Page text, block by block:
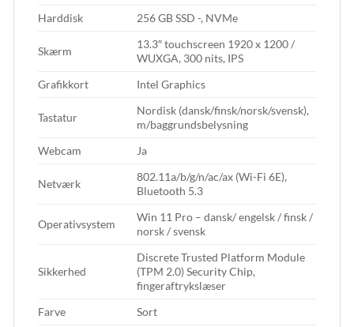
Harddisk
256 GB SSD -, NVMe
Skærm
13.3″ touchscreen 1920 x 1200 /
WUXGA, 300 nits, IPS
Grafikkort
Intel Graphics
Tastatur
Nordisk (dansk/finsk/norsk/svensk),
m/baggrundsbelysning
Webcam
Ja
Netværk
802.11a/b/g/n/ac/ax (Wi-Fi 6E),
Bluetooth 5.3
Operativsystem
Win 11 Pro – dansk/ engelsk / finsk /
norsk / svensk
Sikkerhed
Discrete Trusted Platform Module
(TPM 2.0) Security Chip,
fingeraftrykslæser
Farve
Sort